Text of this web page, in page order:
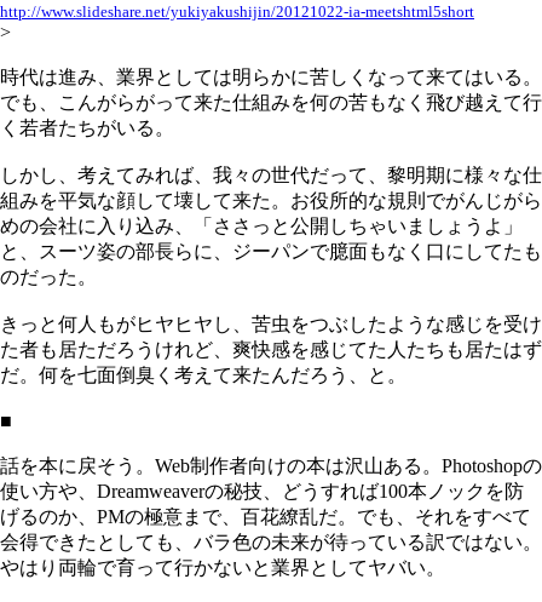
http://www.slideshare.net/yukiyakushijin/20121022-ia-meetshtml5short
>
時代は進み、業界としては明らかに苦しくなって来てはいる。
でも、こんがらがって来た仕組みを何の苦もなく飛び越えて行
く若者たちがいる。
しかし、考えてみれば、我々の世代だって、黎明期に様々な仕
組みを平気な顔して壊して来た。お役所的な規則でがんじがら
めの会社に入り込み、「ささっと公開しちゃいましょうよ」
と、スーツ姿の部長らに、ジーパンで臆面もなく口にしてたも
のだった。
きっと何人もがヒヤヒヤし、苦虫をつぶしたような感じを受け
た者も居ただろうけれど、爽快感を感じてた人たちも居たはず
だ。何を七面倒臭く考えて来たんだろう、と。
■
話を本に戻そう。Web制作者向けの本は沢山ある。Photoshopの
使い方や、Dreamweaverの秘技、どうすれば100本ノックを防
げるのか、PMの極意まで、百花繚乱だ。でも、それをすべて
会得できたとしても、バラ色の未来が待っている訳ではない。
やはり両輪で育って行かないと業界としてヤバい。